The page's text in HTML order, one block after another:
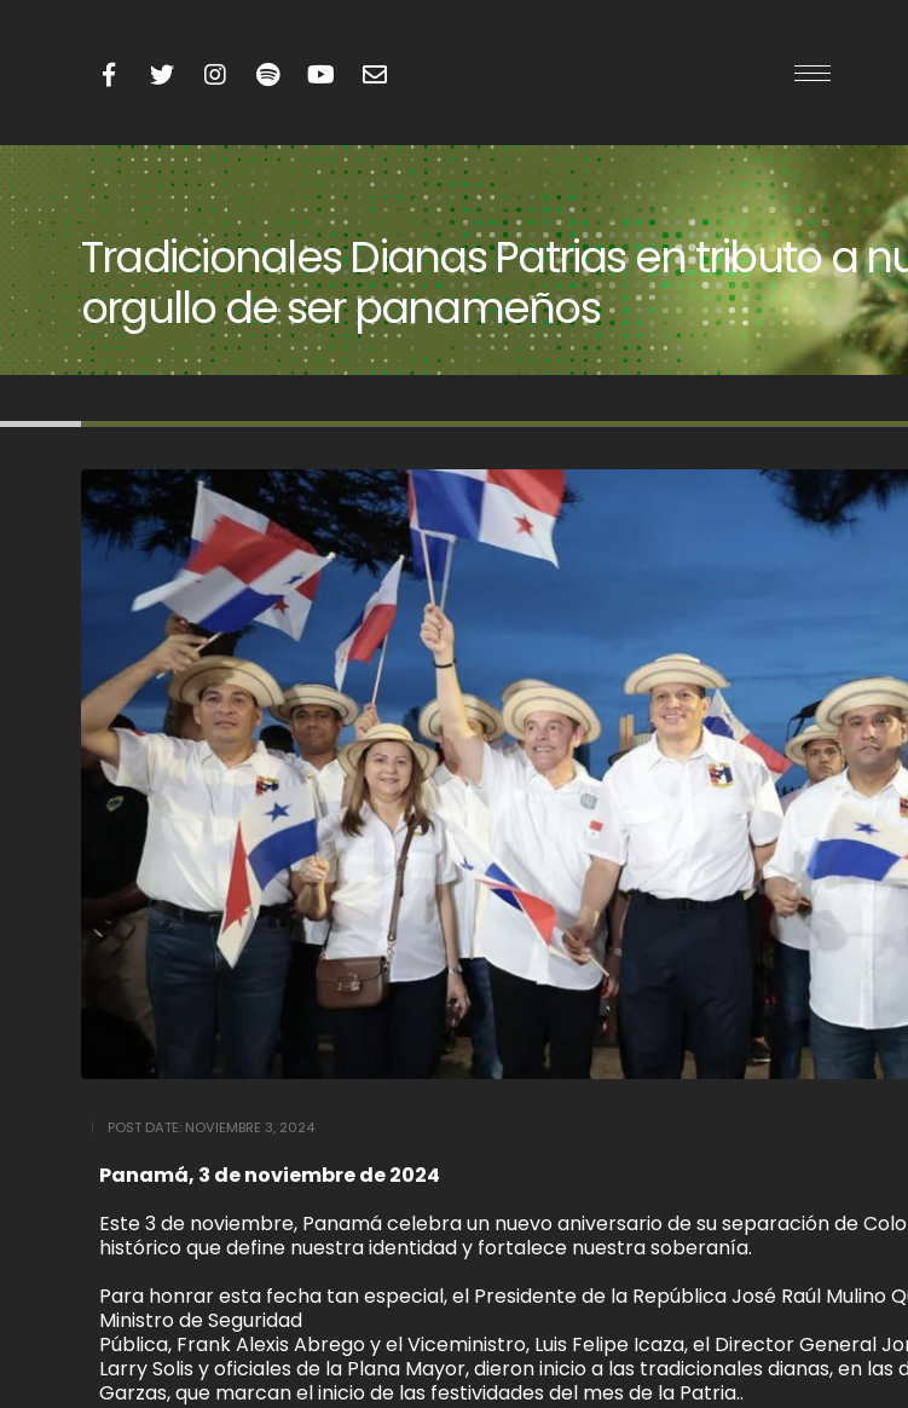
Tradicionales Dianas Patrias en tributo a
orgullo de ser panameños
POST DATE: NOVIEMBRE 3, 2024
Panamá, 3 de noviembre de 2024
Este 3 de noviembre, Panamá celebra un nuevo aniversario de su separación de
histórico que define nuestra identidad y fortalece nuestra soberanía.
Para honrar esta fecha tan especial, el Presidente de la República José Raúl Mulino
Ministro de Seguridad
Pública, Frank Alexis Abrego y el Viceministro, Luis Felipe Icaza, el Director General
Larry Solis y oficiales de la Plana Mayor, dieron inicio a las tradicionales dianas, en las
Garzas, que marcan el inicio de las festividades del mes de la Patria..